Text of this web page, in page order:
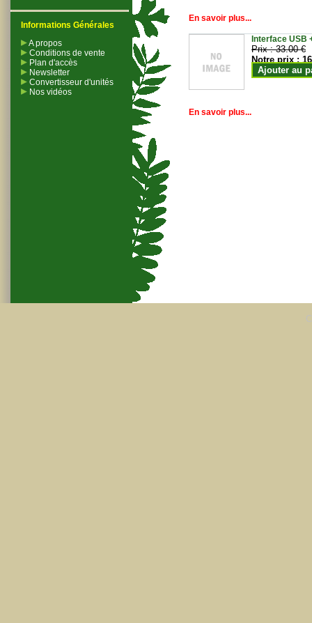
Informations Générales
A propos
Conditions de vente
Plan d'accès
Newsletter
Convertisseur d'unités
Nos vidéos
En savoir plus...
Interface USB
Prix :33.00 €
Notre prix :
Ajouter au
En savoir plus...